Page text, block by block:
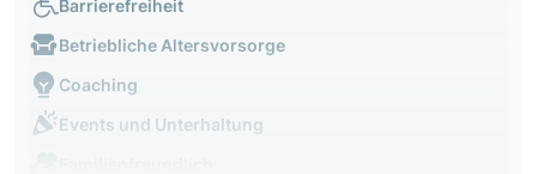
Barrierefreiheit
Betriebliche Altersvorsorge
Coaching
Events und Unterhaltung